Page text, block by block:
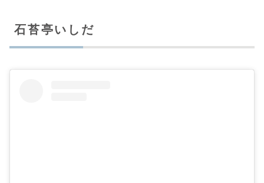
石苔亭いしだ